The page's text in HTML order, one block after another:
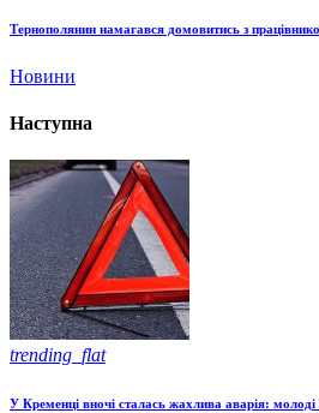
Тернополянин намагався домовитись з
Новини
Наступна
trending_flat
У Кременці вночі сталась жахлива аварія: